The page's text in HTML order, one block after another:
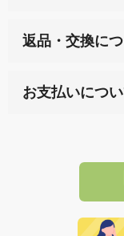
天ペイ」の方は
サイト内で購入
れの生産メーカ
で、 それぞれ
返品・交換に
または配送途中
品代金を返金い
その際は誠に申
願いいたします
お支払いにつ
た場合、お客様
※「クレジット